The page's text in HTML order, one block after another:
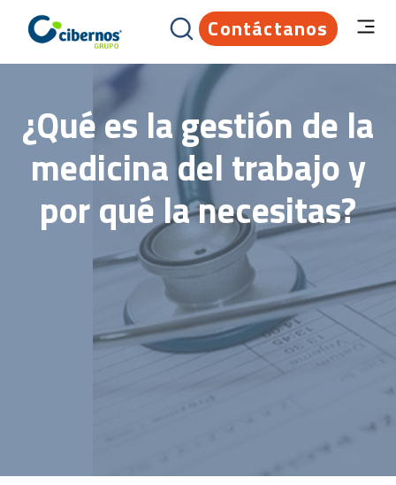
Contáctanos
¿Qué es la gestión de la
medicina del trabajo y
por qué la necesitas?